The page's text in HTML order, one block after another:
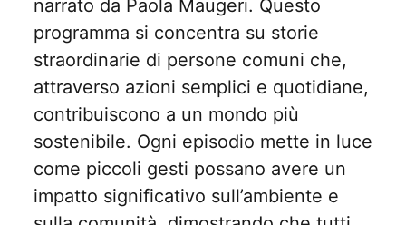
narrato da Paola Maugeri. Questo
programma si concentra su storie
straordinarie di persone comuni che,
attraverso azioni semplici e quotidiane,
contribuiscono a un mondo più
sostenibile. Ogni episodio mette in luce
come piccoli gesti possano avere un
impatto significativo sull’ambiente e